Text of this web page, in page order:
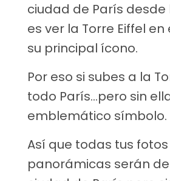
ciudad de París
es ver la Torre Eiffel en
su principal ícono.
Por eso si subes a la
todo París…pero sin
emblemático símbolo.
Así que todas tus
panorámicas serán